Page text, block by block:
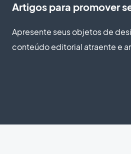
Artigos para promover
Apresente seus objetos de
conteúdo editorial atraente e